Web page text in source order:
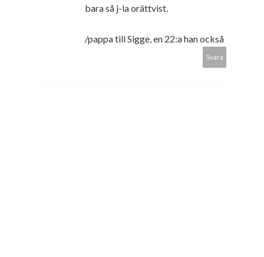
bara så j-la orättvist.
/pappa till Sigge, en 22:a han också
Svara